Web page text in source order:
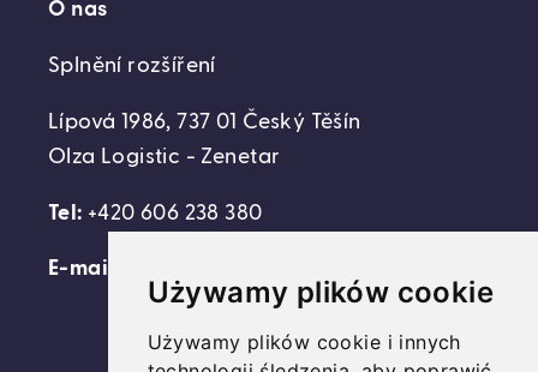
Używamy plików cookie
Używamy plików cookie i innych
O nas
Splnění rozšíření
Lípová 1986, 737 01 Český Těšín
Olza Logistic - Zenetar
Tel: +420 606 238 380
E-mail: